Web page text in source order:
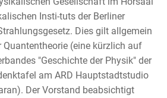
Insti-tuts der Berliner
Dies gilt allgemein
Quantentheorie (eine kürzlich auf
"Geschichte der Physik" der
am ARD Hauptstadtstudio
Der Vorstand beabsichtigt